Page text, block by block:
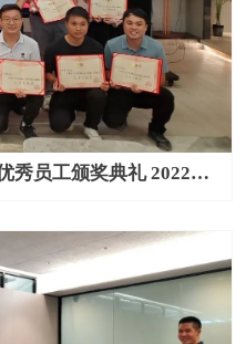
秀员工颁奖典礼 2022
Ceremony